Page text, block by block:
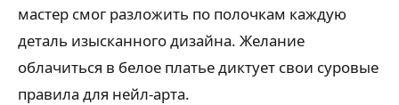
мастер смог разложить по полочкам каждую
деталь изысканного дизайна. Желание
облачиться в белое платье диктует свои суровые
правила для нейл-арта.